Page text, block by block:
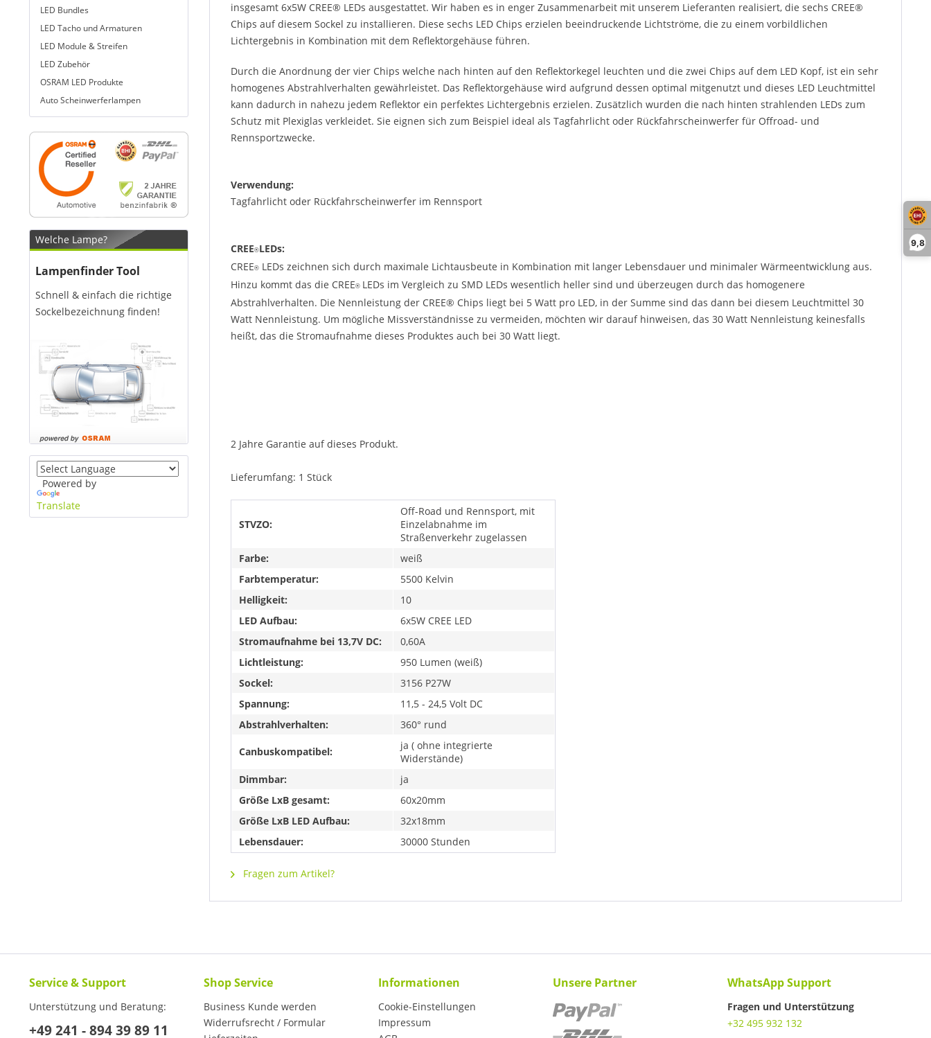
9,8
LED Bundles
LED Tacho und Armaturen
LED Module & Streifen
LED Zubehör
OSRAM LED Produkte
Auto Scheinwerferlampen
Welche Lampe?
Lampenfinder Tool
Schnell & einfach die richtige
Sockelbezeichnung finden!
Powered by
Translate
insgesamt 6x5W CREE® LEDs ausgestattet. Wir haben es in enger Zusammenarbeit mit unserem Lieferanten realisiert, die sechs CREE®
Chips auf diesem Sockel zu installieren. Diese sechs LED Chips erzielen beeindruckende Lichtströme, die zu einem vorbildlichen
Lichtergebnis in Kombination mit dem Reflektorgehäuse führen.
Durch die Anordnung der vier Chips welche nach hinten auf den Reflektorkegel leuchten und die zwei Chips auf dem LED Kopf, ist ein sehr
homogenes Abstrahlverhalten gewährleistet. Das Reflektorgehäuse wird aufgrund dessen optimal mitgenutzt und dieses LED Leuchtmittel
kann dadurch in nahezu jedem Reflektor ein perfektes Lichtergebnis erzielen. Zusätzlich wurden die nach hinten strahlenden LEDs zum
Schutz mit Plexiglas verkleidet. Sie eignen sich zum Beispiel ideal als Tagfahrlicht oder Rückfahrscheinwerfer für Offroad- und
Rennsportzwecke.
Verwendung:
Tagfahrlicht oder Rückfahrscheinwerfer im Rennsport
CREE®LEDs:
CREE® LEDs zeichnen sich durch maximale Lichtausbeute in Kombination mit langer Lebensdauer und minimaler Wärmeentwicklung aus.
Hinzu kommt das die CREE® LEDs im Vergleich zu SMD LEDs wesentlich heller sind und überzeugen durch das homogenere
Abstrahlverhalten. Die Nennleistung der CREE® Chips liegt bei 5 Watt pro LED, in der Summe sind das dann bei diesem Leuchtmittel 30
Watt Nennleistung. Um mögliche Missverständnisse zu vermeiden, möchten wir darauf hinweisen, das 30 Watt Nennleistung keinesfalls
heißt, das die Stromaufnahme dieses Produktes auch bei 30 Watt liegt.
2 Jahre Garantie auf dieses Produkt.
Lieferumfang: 1 Stück
STVZO:
Off-Road und Rennsport, mit
Einzelabnahme im
Straßenverkehr zugelassen
Farbe:
weiß
Farbtemperatur:
5500 Kelvin
Helligkeit:
10
LED Aufbau:
6x5W CREE LED
Stromaufnahme bei 13,7V DC:
0,60A
Lichtleistung:
950 Lumen (weiß)
Sockel:
3156 P27W
Spannung:
11,5 - 24,5 Volt DC
Abstrahlverhalten:
360° rund
Canbuskompatibel:
ja ( ohne integrierte
Widerstände)
Dimmbar:
ja
Größe LxB gesamt:
60x20mm
Größe LxB LED Aufbau:
32x18mm
Lebensdauer:
30000 Stunden
Fragen zum Artikel?
Service & Support
Unterstützung und Beratung:
+49 241 - 894 39 89 11
Shop Service
Business Kunde werden
Widerrufsrecht / Formular
Informationen
Cookie-Einstellungen
Impressum
Unsere Partner WhatsApp Support
Fragen und Unterstützung
+32 495 932 132